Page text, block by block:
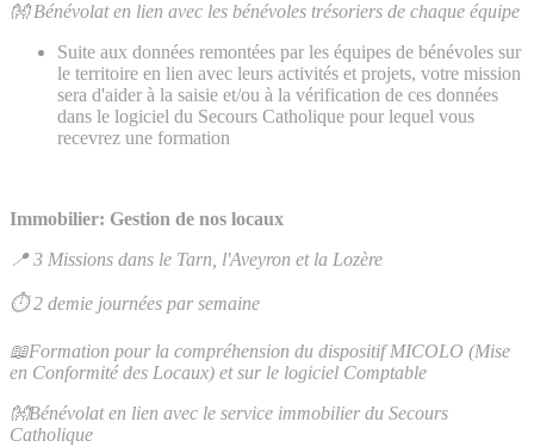
👐 Bénévolat en lien avec les bénévoles trésoriers de chaque équipe
Suite aux données remontées par les équipes de bénévoles sur
le territoire en lien avec leurs activités et projets, votre mission
sera d'aider à la saisie et/ou à la vérification de ces données
dans le logiciel du Secours Catholique pour lequel vous
recevrez une formation
Immobilier: Gestion de nos locaux
📍 3 Missions dans le Tarn, l'Aveyron et la Lozère
⏱ 2 demie journées par semaine
📖Formation pour la compréhension du dispositif MICOLO (Mise
en Conformité des Locaux) et sur le logiciel Comptable
👐Bénévolat en lien avec le service immobilier du Secours
Catholique